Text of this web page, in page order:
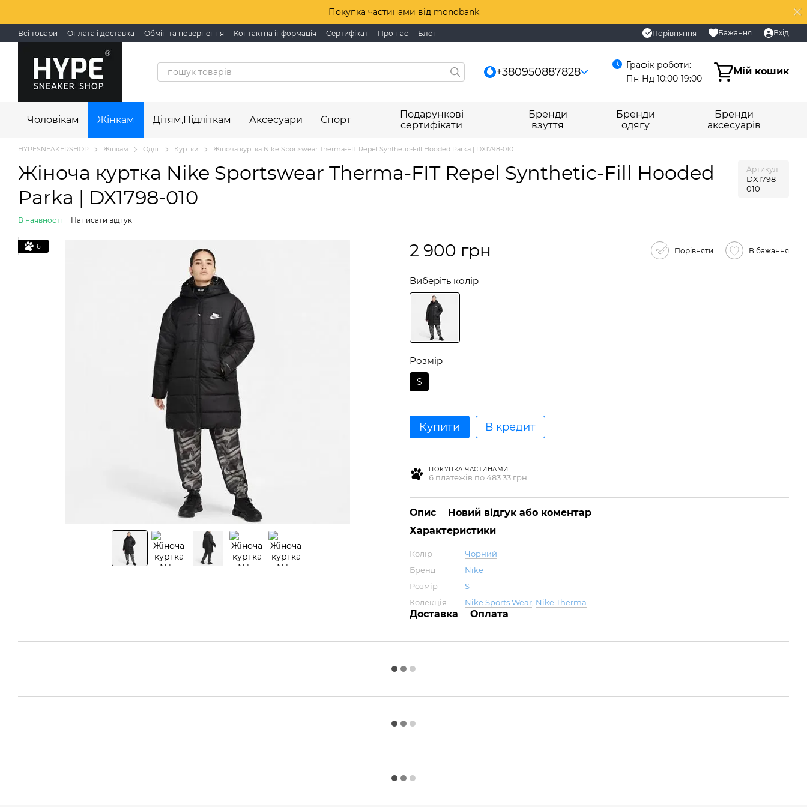
Покупка частинами від monobank
Всі товари Оплата і доставка Обмін та повернення Контактна інформація Сертифікат Про нас Блог Порівняння Бажання Вхід
+380950887828
Графік роботи:
Пн-Нд 10:00-19:00
Мій кошик
Чоловікам Жінкам Дітям,Підліткам Аксесуари Спорт
Подарункові
сертифікати
Бренди
взуття
Бренди
одягу
Бренди
аксесуарів
HYPESNEAKERSHOP Жінкам Одяг Куртки Жіноча куртка Nike Sportswear Therma-FIT Repel Synthetic-Fill Hooded Parka | DX1798-010
Жіноча куртка Nike Sportswear Therma-FIT Repel Synthetic-Fill Hooded
Parka | DX1798-010
Артикул
DX1798-
010
В наявності Написати відгук
6 2 900 грн Порівняти В бажання
Виберіть колір
Розмір
S
Купити В кредит
ПОКУПКА ЧАСТИНАМИ
6 платежів по 483.33 грн
Опис
Новий відгук або коментар
Характеристики
Колір
Чорний
Бренд
Nike
Розмір
S
Колекція
Nike Sports Wear,Nike Therma
Доставка Оплата